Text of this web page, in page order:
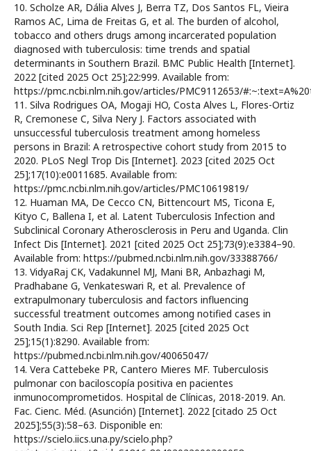
10. Scholze AR, Dália Alves J, Berra TZ, Dos Santos FL, Vieira
Ramos AC, Lima de Freitas G, et al. The burden of alcohol,
tobacco and others drugs among incarcerated population
diagnosed with tuberculosis: time trends and spatial
determinants in Southern Brazil. BMC Public Health [Internet].
2022 [cited 2025 Oct 25];22:999. Available from:
https://pmc.ncbi.nlm.nih.gov/articles/PMC9112653/
11. Silva Rodrigues OA, Mogaji HO, Costa Alves L, Flores-Ortiz
R, Cremonese C, Silva Nery J. Factors associated with
unsuccessful tuberculosis treatment among homeless
persons in Brazil: A retrospective cohort study from 2015 to
2020. PLoS Negl Trop Dis [Internet]. 2023 [cited 2025 Oct
25];17(10):e0011685. Available from:
https://pmc.ncbi.nlm.nih.gov/articles/PMC10619819/
12. Huaman MA, De Cecco CN, Bittencourt MS, Ticona E,
Kityo C, Ballena I, et al. Latent Tuberculosis Infection and
Subclinical Coronary Atherosclerosis in Peru and Uganda. Clin
Infect Dis [Internet]. 2021 [cited 2025 Oct 25];73(9):e3384–90.
Available from: https://pubmed.ncbi.nlm.nih.gov/33388766/
13. VidyaRaj CK, Vadakunnel MJ, Mani BR, Anbazhagi M,
Pradhabane G, Venkateswari R, et al. Prevalence of
extrapulmonary tuberculosis and factors influencing
successful treatment outcomes among notified cases in
South India. Sci Rep [Internet]. 2025 [cited 2025 Oct
25];15(1):8290. Available from:
https://pubmed.ncbi.nlm.nih.gov/40065047/
14. Vera Cattebeke PR, Cantero Mieres MF. Tuberculosis
pulmonar con baciloscopía positiva en pacientes
inmunocomprometidos. Hospital de Clínicas, 2018-2019. An.
Fac. Cienc. Méd. (Asunción) [Internet]. 2022 [citado 25 Oct
2025];55(3):58–63. Disponible en:
https://scielo.iics.una.py/scielo.php?